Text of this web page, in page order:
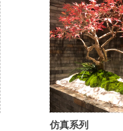
仿真系列